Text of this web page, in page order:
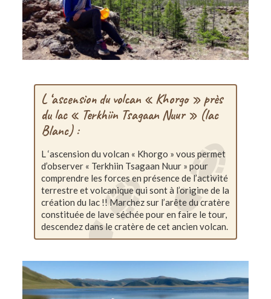
L ‘ascension du volcan « Khorgo » près
du lac « Terkhiin Tsagaan Nuur » (lac
Blanc) :
L ‘ascension du volcan « Khorgo » vous permet
d’observer « Terkhiin Tsagaan Nuur » pour
comprendre les forces en présence de l’activité
terrestre et volcanique qui sont à l’origine de la
création du lac !! Marchez sur l’arête du cratère
constituée de lave séchée pour en faire le tour,
descendez dans le cratère de cet ancien volcan.